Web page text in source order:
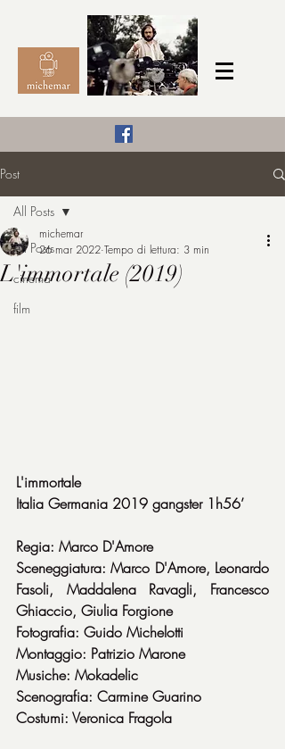
michemar
Post
All Posts
cinema
film
All Posts
L'immortale (2019)
michemar
26 mar 2022 Tempo di lettura: 3 min
L'immortale
Italia Germania 2019 gangster 1h56’
Regia: Marco D'Amore
Sceneggiatura: Marco D'Amore, Leonardo
Fasoli, Maddalena Ravagli, Francesco
Ghiaccio, Giulia Forgione
Fotografia: Guido Michelotti
Montaggio: Patrizio Marone
Musiche: Mokadelic
Scenografia: Carmine Guarino
Costumi: Veronica Fragola